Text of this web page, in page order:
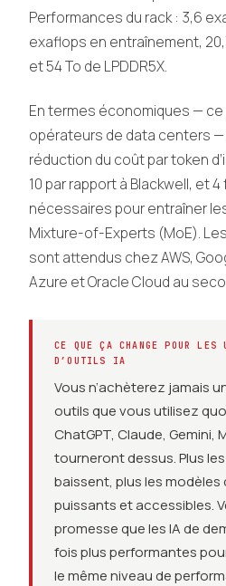
Performances du rack : 3,6
exaflops en entraînement,
et 54 To de LPDDR5X.
En termes économiques —
opérateurs de data centers —
réduction du coût par token
10 par rapport à Blackwell, et
nécessaires pour entraîner
Mixture-of-Experts (MoE).
sont attendus chez AWS,
Azure et Oracle Cloud au
CE QUE ÇA CHANGE POUR LES
D’OUTILS IA
Vous n’achèterez jamais
outils que vous utilisez
ChatGPT, Claude, Gemini,
tourneront dessus. Plus
baissent, plus les
puissants et accessibles.
promesse que les IA de
fois plus performantes
le même niveau de